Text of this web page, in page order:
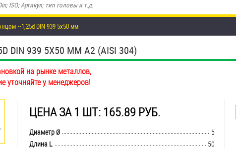
~1,25d DIN 939 5х50 мм
939 5Х50 ММ А2 (AISI 304)
на рынке металлов,
уточняйте у менеджеров!
ЦЕНА ЗА 1 ШТ: 165.89 РУБ.
Диаметр Ø
5
Длина L
50